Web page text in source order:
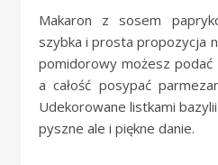
Makaron z sosem paprykowo pomidorowym to
szybka i prosta propozycja
pomidorowy możesz
a całość posypać
Udekorowane listkami
pyszne ale i piękne danie.